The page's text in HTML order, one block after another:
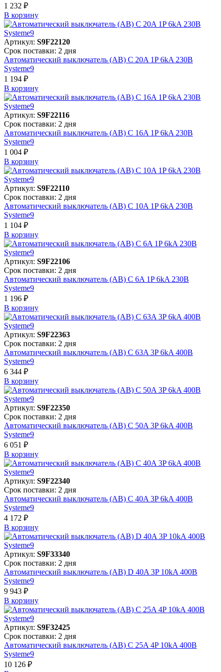
1 232 ₽
В корзинy
Артикул: S9F22120
Срок поставки: 2 дня
Автоматический выключатель (АВ) C 20A 1P 6kA 230В
Systeme9
1 194 ₽
В корзинy
Артикул: S9F22116
Срок поставки: 2 дня
Автоматический выключатель (АВ) C 16A 1P 6kA 230В
Systeme9
1 004 ₽
В корзинy
Артикул: S9F22110
Срок поставки: 2 дня
Автоматический выключатель (АВ) C 10A 1P 6kA 230В
Systeme9
1 104 ₽
В корзинy
Артикул: S9F22106
Срок поставки: 2 дня
Автоматический выключатель (АВ) C 6A 1P 6kA 230В
Systeme9
1 196 ₽
В корзинy
Артикул: S9F22363
Срок поставки: 2 дня
Автоматический выключатель (АВ) C 63A 3P 6kA 400В
Systeme9
6 344 ₽
В корзинy
Артикул: S9F22350
Срок поставки: 2 дня
Автоматический выключатель (АВ) C 50A 3P 6kA 400В
Systeme9
6 051 ₽
В корзинy
Артикул: S9F22340
Срок поставки: 2 дня
Автоматический выключатель (АВ) C 40A 3P 6kA 400В
Systeme9
4 172 ₽
В корзинy
Артикул: S9F33340
Срок поставки: 2 дня
Автоматический выключатель (АВ) D 40A 3P 10kA 400В
Systeme9
9 943 ₽
В корзинy
Артикул: S9F32425
Срок поставки: 2 дня
Автоматический выключатель (АВ) C 25A 4P 10kA 400В
Systeme9
10 126 ₽